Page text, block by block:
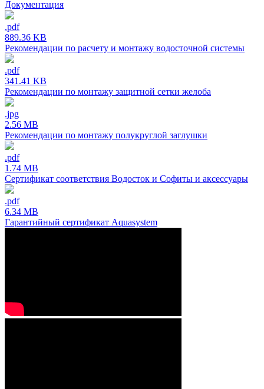
Документация
.pdf
889.36 KB
Рекомендации по расчету и монтажу водосточной системы
.pdf
341.41 KB
Рекомендации по монтажу защитной сетки желоба
.jpg
2.56 MB
Рекомендации по монтажу полукруглой заглушки
.pdf
1.74 MB
Сертификат соответствия Водосток и Софиты и аксессуары
.pdf
6.34 MB
Гарантийный сертификат Aquasystem